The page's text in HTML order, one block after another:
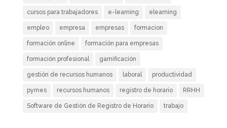
cursos para trabajadores e-learning elearning
empleo empresa empresas formacion
formación online formación para empresas
formación profesional gamificación
gestión de recursos humanos laboral productividad
pymes recursos humanos registro de horario RRHH
Software de Gestión de Registro de Horario trabajo